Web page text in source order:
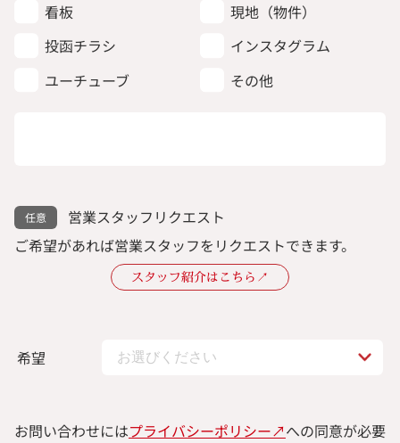
看板
現地（物件）
投函チラシ
インスタグラム
ユーチューブ
その他
営業スタッフリクエスト
ご希望があれば営業スタッフをリクエストできます。
スタッフ紹介はこちら↗︎
希望
お問い合わせにはプライバシーポリシー↗︎への同意が必要